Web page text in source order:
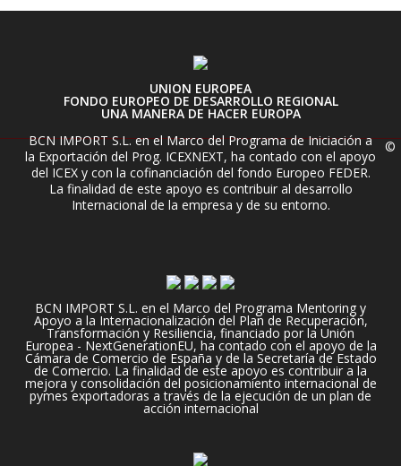
UNION EUROPEA
FONDO EUROPEO DE DESARROLLO REGIONAL
UNA MANERA DE HACER EUROPA
BCN IMPORT S.L. en el Marco del Programa de Iniciación a
la Exportación del Prog. ICEXNEXT, ha contado con el apoyo
del ICEX y con la cofinanciación del fondo Europeo FEDER.
La finalidad de este apoyo es contribuir al desarrollo
Internacional de la empresa y de su entorno.
BCN IMPORT S.L. en el Marco del Programa Mentoring y
Apoyo a la Internacionalización del Plan de Recuperación,
Transformación y Resiliencia, financiado por la Unión
Europea - NextGenerationEU, ha contado con el apoyo de la
Cámara de Comercio de España y de la Secretaría de Estado
de Comercio. La finalidad de este apoyo es contribuir a la
mejora y consolidación del posicionamiento internacional de
pymes exportadoras a través de la ejecución de un plan de
acción internacional
©